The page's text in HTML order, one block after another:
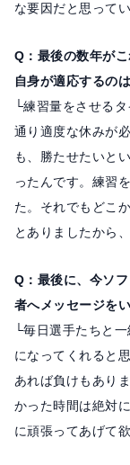
な要因だと思ってい
Q：最後の数年が
自身が適応するの
└練習量をさせる
通り適度な休みが
も、勝たせたいと
ったんです。練習
た。それでもどこ
とありましたから
Q：最後に、今ソ
者へメッセージを
└毎日選手たちと
になってくれると
あれば負けもあり
かった時間は絶対
に頑張ってあげて